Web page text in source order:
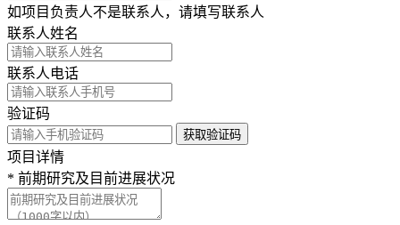
如项目负责人不是联系人，请填写联系人
联系人姓名
联系人电话
验证码
获取验证码
项目详情
* 前期研究及目前进展状况